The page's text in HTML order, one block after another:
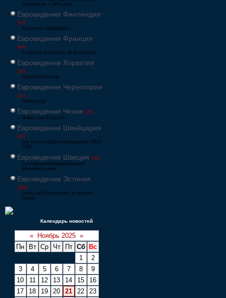
починаючи з 1956 року
Евровидение Финляндия
[33]
Eurovision laulukilpailu
Евровидение Франция
[49]
Concours Eurovision de la chanson
Евровидение Хорватия
[22]
Pjesma Eurovizije
Евровидение Черногория
[21]
Montevizija
Евровидение Чехия [26]
Velká cena Eurovize
Евровидение Швейцария
[35]
Die Grosse Entscheidungsshow SRG
SSR
Евровидение Швеция [48]
Eurovisionsschlagerfestivalen
Melodifestivalen
Евровидение Эстония
[226]
Eesti Laul Eurovisioon Эстонская
Песня
Календарь новостей
« Ноябрь 2025 »
Пн
Вт Ср Чт Пт Сб
Вс
1
2
3
4 5 6 7 8
9
10
11 12 13 14 15
16
17
18 19 20 21 22
23